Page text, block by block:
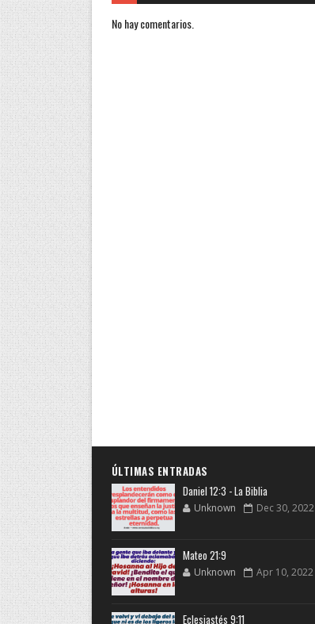
No hay comentarios.
ÚLTIMAS ENTRADAS
Daniel 12:3 - La Biblia
Unknown Dec 30, 2022
Mateo 21:9
Unknown Apr 10, 2022
Eclesiastés 9:11